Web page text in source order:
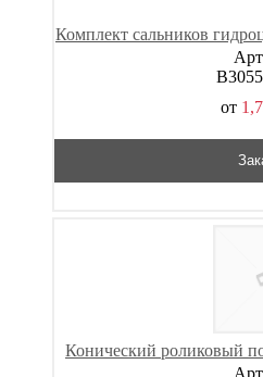
Комплект сальников
от
Конический роликовый